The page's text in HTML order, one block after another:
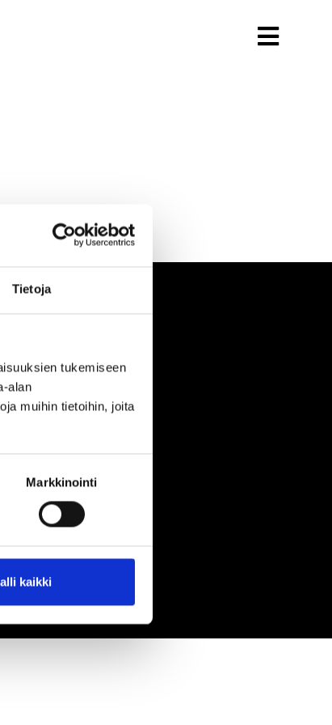
Tietoja
tukemiseen
alan
muihin tietoihin, joita
Markkinointi
kaikki